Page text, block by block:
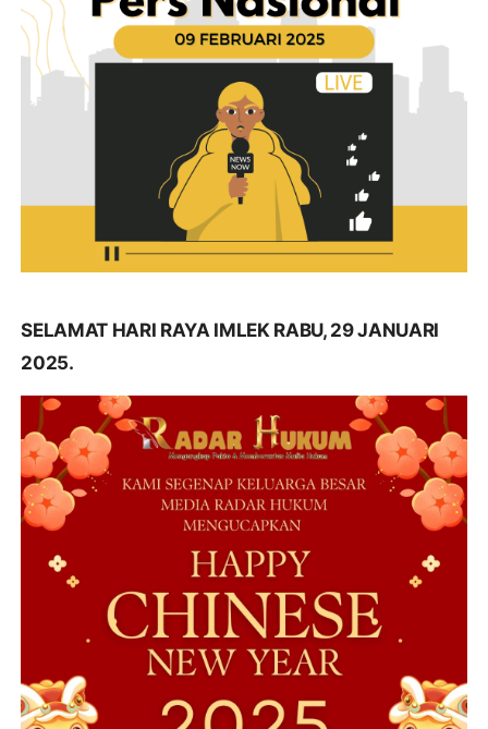
SELAMAT HARI RAYA IMLEK RABU, 29 JANUARI
2025.